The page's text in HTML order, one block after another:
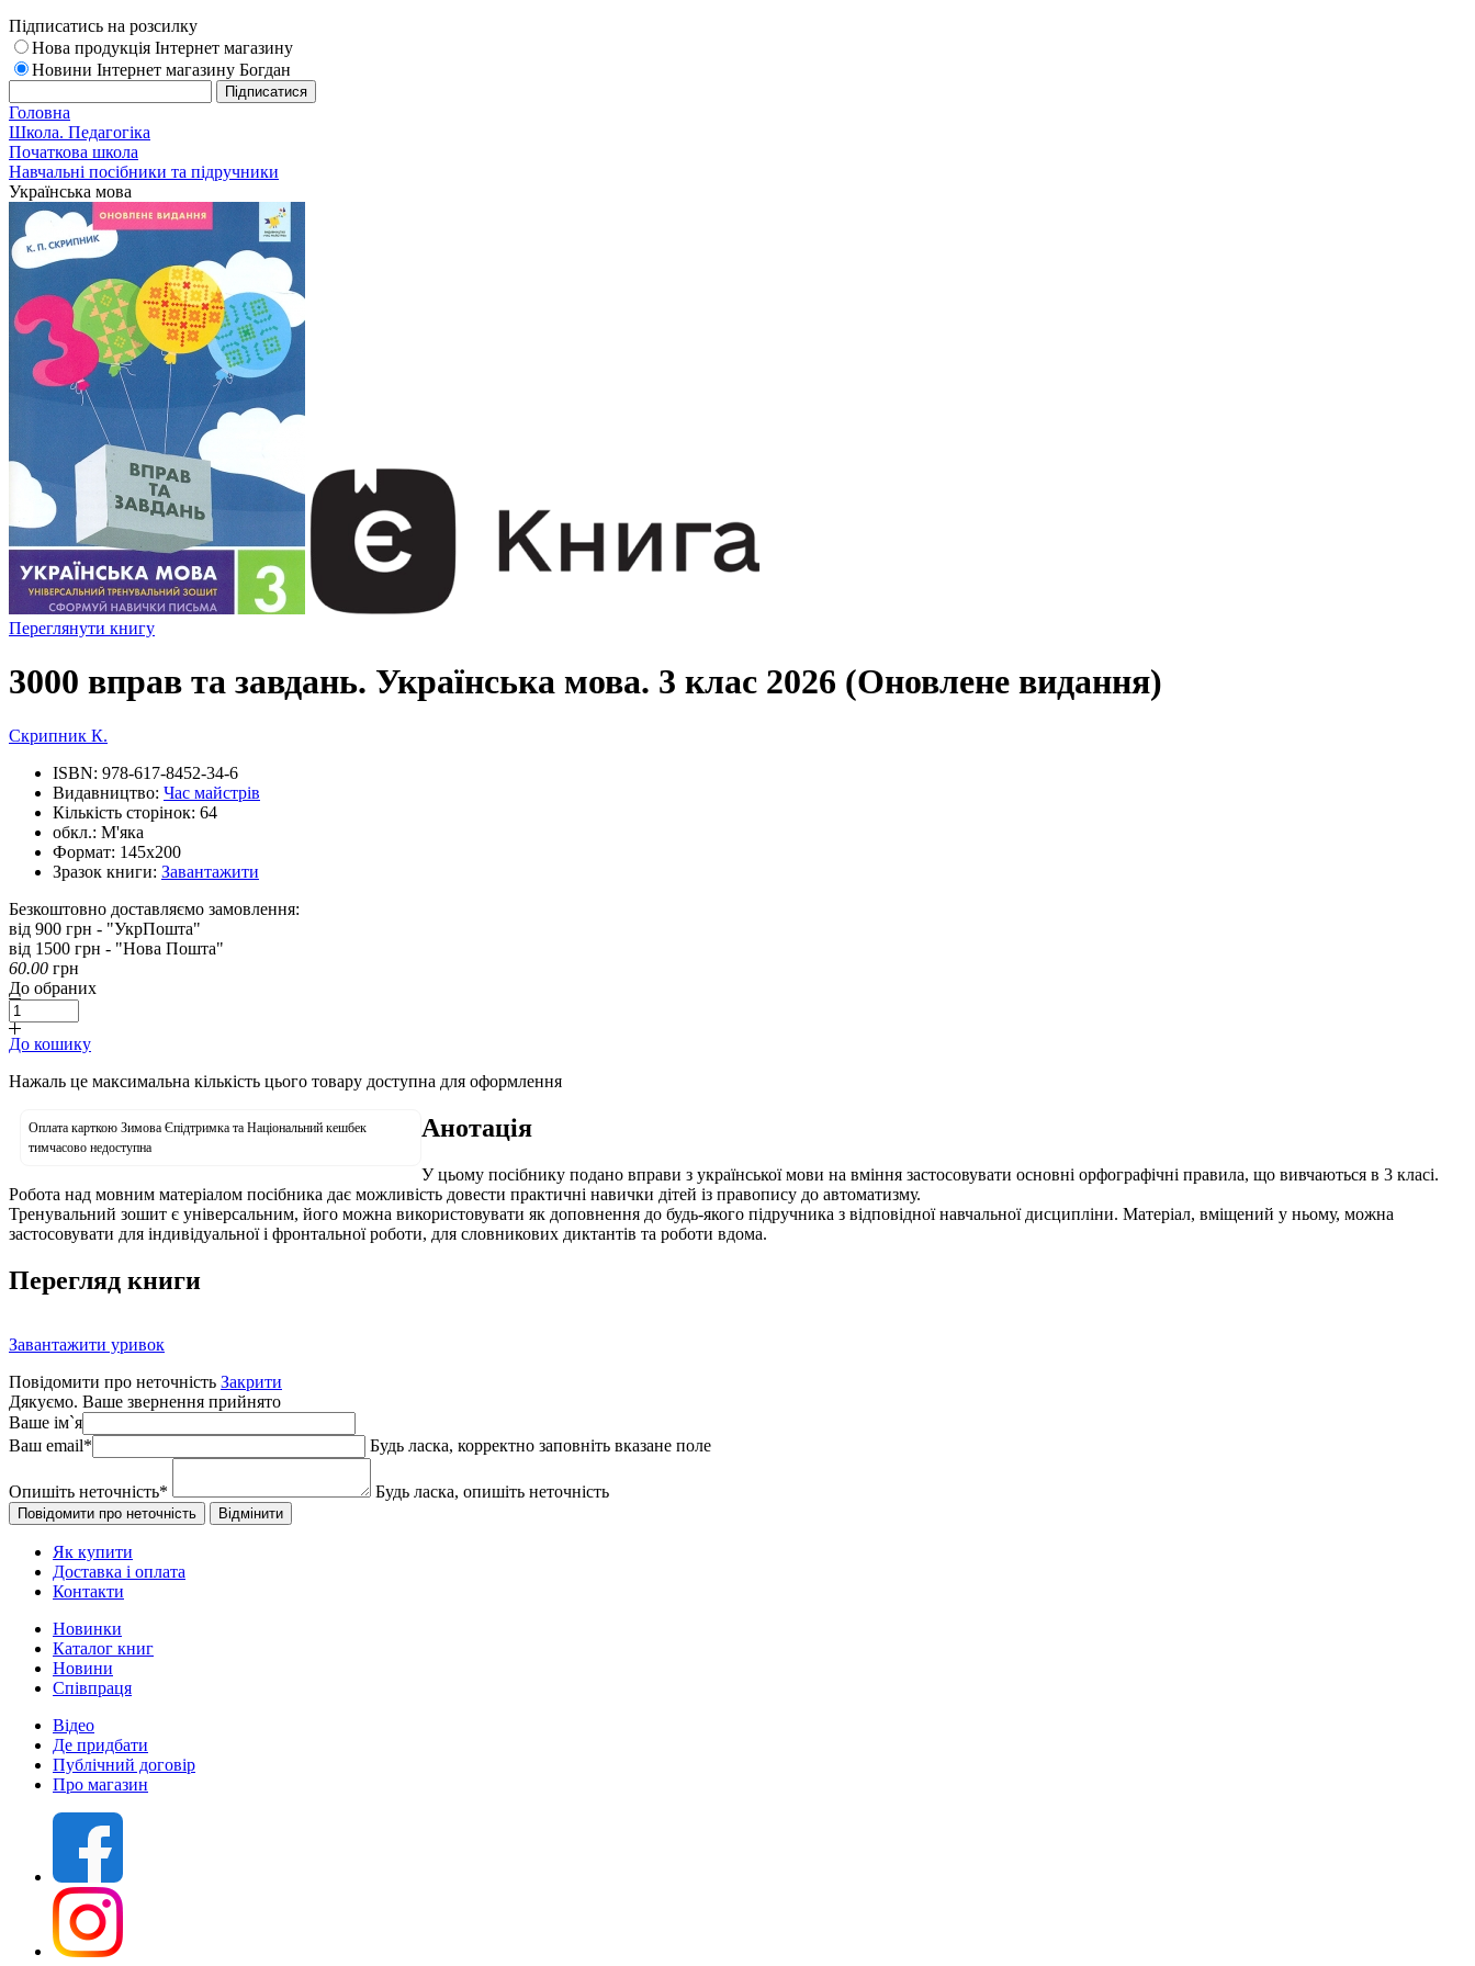
Підписатись на розсилку
Нова продукція Інтернет магазину
Новини Інтернет магазину Богдан
Головна
Школа. Педагогіка
Початкова школа
Навчальні посібники та підручники
Українська мова
Переглянути книгу
3000 вправ та завдань. Українська мова. 3 клас 2026 (Оновлене видання)
Скрипник К.
ISBN: 978-617-8452-34-6
Видавництво: Час майстрів
Кількість сторінок: 64
обкл.: М'яка
Формат: 145х200
Зразок книги: Завантажити
Безкоштовно доставляємо замовлення:
від 900 грн - "УкрПошта"
від 1500 грн - "Нова Пошта"
60.00 грн
До обраних
До кошику
Нажаль це максимальна кількість цього товару доступна для оформлення
Оплата карткою Зимова Єпідтримка та Національний кешбек
тимчасово недоступна
Анотація
У цьому посібнику подано вправи з української мови на вміння застосовувати основні орфографічні правила, що вивчаються в 3 класі.
Робота над мовним матеріалом посібника дає можливість довести практичні навички дітей із правопису до автоматизму.
Тренувальний зошит є універсальним, його можна використовувати як доповнення до будь-якого підручника з відповідної навчальної дисципліни. Матеріал, вміщений у ньому, можна
застосовувати для індивідуальної і фронтальної роботи, для словникових диктантів та роботи вдома.
Перегляд книги
Завантажити уривок
Повідомити про неточність Закрити
Дякуємо. Ваше звернення прийнято
Ваше ім`я
Ваш email* Будь ласка, корректно заповніть вказане поле
Опишіть неточність* Будь ласка, опишіть неточність
Як купити
Доставка і оплата
Контакти
Новинки
Каталог книг
Новини
Співпраця
Відео
Де придбати
Публічний договір
Про магазин